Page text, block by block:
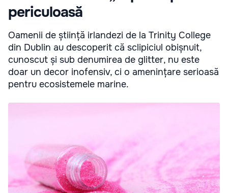
periculoasă
Oamenii de știință irlandezi de la Trinity College
din Dublin au descoperit că sclipiciul obișnuit,
cunoscut și sub denumirea de glitter, nu este
doar un decor inofensiv, ci o amenințare serioasă
pentru ecosistemele marine.